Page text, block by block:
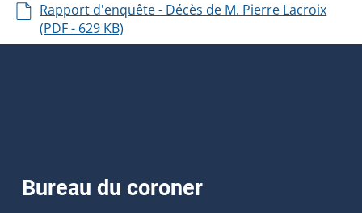
Rapport d'enquête - Décès de M. Pierre Lacroix
(PDF - 629 KB)
Bureau du coroner